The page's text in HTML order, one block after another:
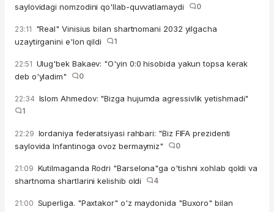
saylovidagi nomzodini qo'llab-quvvatlamaydi
0
23:11 "Real" Vinisius bilan shartnomani 2032 yilgacha
uzaytirganini e'lon qildi
1
22:51 Ulug'bek Bakaev: "O'yin 0:0 hisobida yakun topsa kerak
deb o'yladim"
0
22:34 Islom Ahmedov: "Bizga hujumda agressivlik yetishmadi"
1
22:29 Iordaniya federatsiyasi rahbari: "Biz FIFA prezidenti
saylovida Infantinoga ovoz bermaymiz"
0
21:09 Kutilmaganda Rodri "Barselona"ga o'tishni xohlab qoldi va
shartnoma shartlarini kelishib oldi
4
21:00 Superliga. "Paxtakor" o'z maydonida "Buxoro" bilan